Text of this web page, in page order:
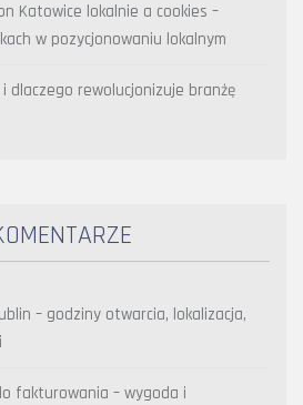
Katowice lokalnie a cookies –
w pozycjonowaniu lokalnym
dlaczego rewolucjonizuje branżę
– godziny otwarcia, lokalizacja,
fakturowania – wygoda i